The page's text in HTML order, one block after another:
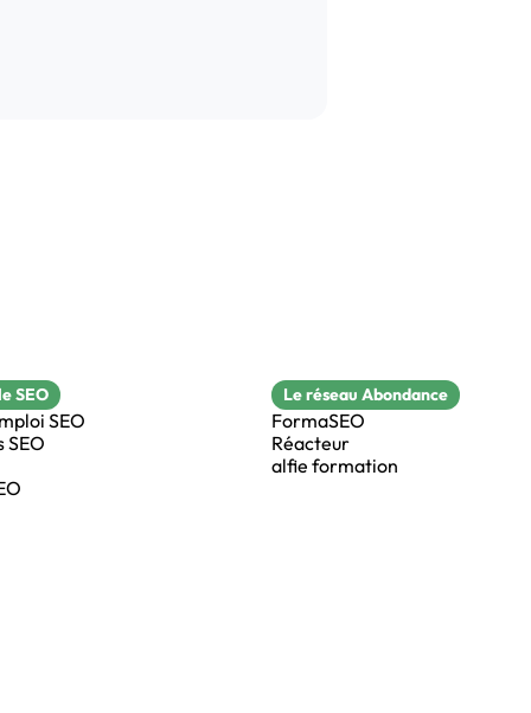
SEO
SEO
SEO
Le réseau Abondance
FormaSEO
Réacteur
alfie formation